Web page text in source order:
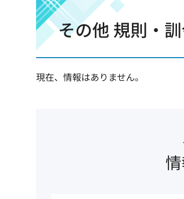
その他 規則・
現在、情報はありません。